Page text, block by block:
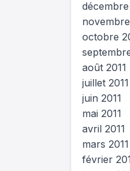
décembre
novembre
octobre
août 2011
juillet 2011
juin 2011
mai 2011
avril 2011
mars 2011
février